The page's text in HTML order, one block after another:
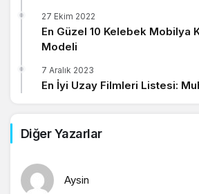
En Güzel 10 Kelebek Mobilya
Modeli
27 Ekim 2022
En İyi Uzay Filmleri Listesi:
7 Aralık 2023
Diğer Yazarlar
Aysin